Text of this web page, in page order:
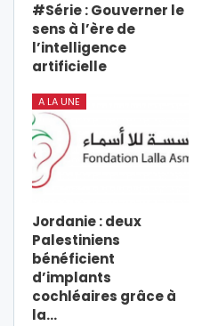
#Série : Gouverner le
sens à l’ère de
l’intelligence
artificielle
A LA UNE
Jordanie : deux
Palestiniens
bénéficient
d’implants
cochléaires grâce à
la…